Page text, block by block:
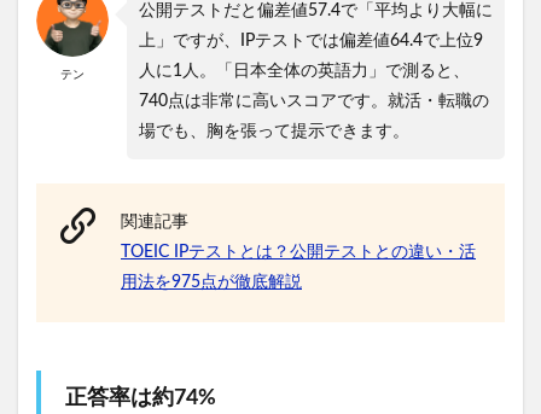
テン
公開テストだと偏差値57.4で「平均より大幅に
上」ですが、IPテストでは偏差値64.4で上位9
人に1人。「日本全体の英語力」で測ると、
740点は非常に高いスコアです。就活・転職の
場でも、胸を張って提示できます。
関連記事
TOEIC IPテストとは？公開テストとの違い・活
用法を975点が徹底解説
正答率は約74%